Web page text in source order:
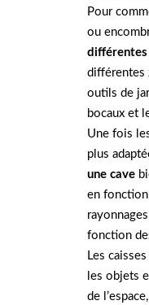
Pour
ou
différentes
différentes
outils de
bocaux et
Une fois
plus
une cave
en fonction
fonction
Les
les objets
de